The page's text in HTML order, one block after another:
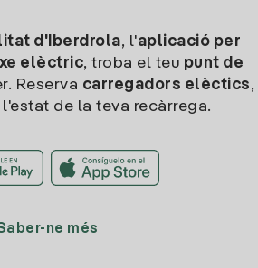
d'Iberdrola, l'aplicació per
elèctric, troba el teu punt de
Reserva carregadors elèctics,
de la teva recàrrega.
ne més